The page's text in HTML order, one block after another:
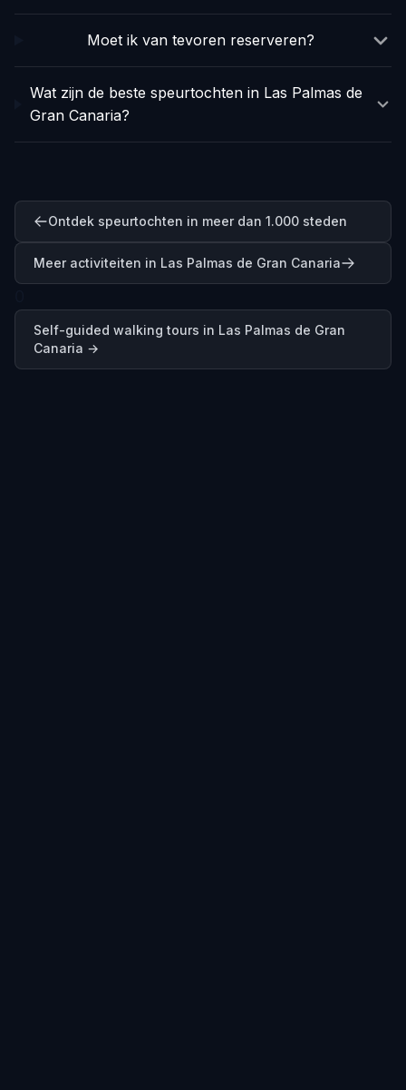
Moet ik van tevoren reserveren?
Wat zijn de beste speurtochten in Las Palmas de
Gran Canaria?
Ontdek speurtochten in meer dan 1.000 steden
Meer activiteiten in Las Palmas de Gran Canaria
Self-guided walking tours in Las Palmas de Gran
Canaria →